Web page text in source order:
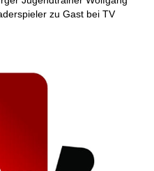
zu Gast bei TV